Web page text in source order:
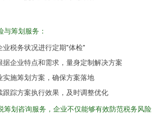
筹划服务：
业税务状况进行定期"体检"
据企业特点和需求，量身定制解决方案
实施筹划方案，确保方案落地
跟踪方案执行效果，及时调整优化
筹划咨询服务，企业不仅能够有效防范税务风